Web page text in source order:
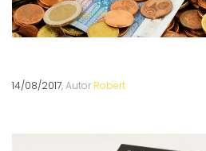
14/08/2017, Autor Robert